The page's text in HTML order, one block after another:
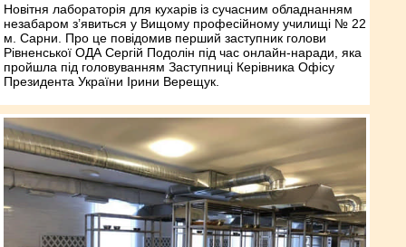
Новітня лабораторія для кухарів із сучасним обладнанням
незабаром з’явиться у Вищому професійному училищі № 22
м. Сарни. Про це повідомив перший заступник голови
Рівненської ОДА Сергій Подолін під час онлайн-наради, яка
пройшла під головуванням Заступниці Керівника Офісу
Президента України Ірини Верещук.